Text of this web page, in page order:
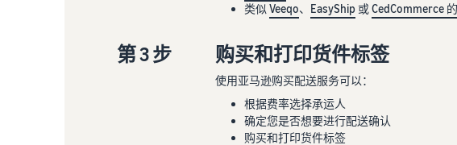
类似 Veeqo、 EasyShip 或 CedCommerce
第 3 步 购买和打印货件标签
使用亚马逊购买配送服务可以：
根据费率选择承运人
确定您是否想要进行配送确认
购买和打印货件标签